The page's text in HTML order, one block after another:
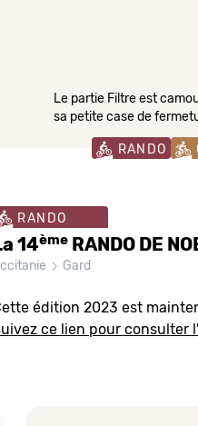
Le partie Filtre est
sa petite case de
RANDO
RANDO
14ème RANDO DE
Gard
édition 2023 est
ce lien pour consulter